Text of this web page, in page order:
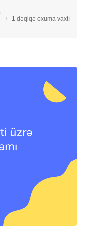
1 dəqiqə oxuma vaxtı